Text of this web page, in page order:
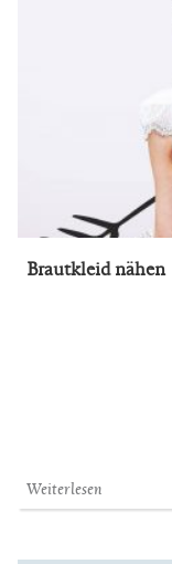
Brautkleid nähen
Weiterlesen